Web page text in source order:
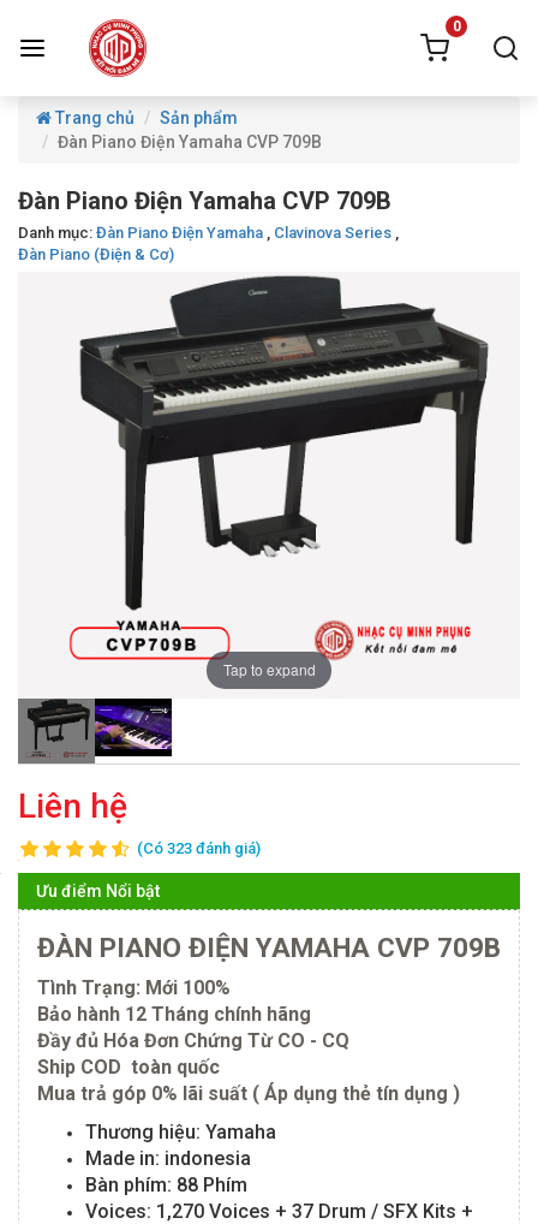
0
Trang chủ
Sản phẩm
Đàn Piano Điện Yamaha CVP 709B
Đàn Piano Điện Yamaha CVP 709B
Danh mục: Đàn Piano Điện Yamaha , Clavinova Series ,
Đàn Piano (Điện & Cơ)
Tap to expand
Liên hệ
(Có 323 đánh giá)
Ưu điểm Nổi bật
ĐÀN PIANO ĐIỆN YAMAHA CVP 709B
Tình Trạng: Mới 100%
Bảo hành 12 Tháng chính hãng
Đầy đủ Hóa Đơn Chứng Từ CO - CQ
Ship COD toàn quốc
Mua trả góp 0% lãi suất ( Áp dụng thẻ tín dụng )
Thương hiệu: Yamaha
Made in: indonesia
Bàn phím: 88 Phím
Voices: 1,270 Voices + 37 Drum / SFX Kits +